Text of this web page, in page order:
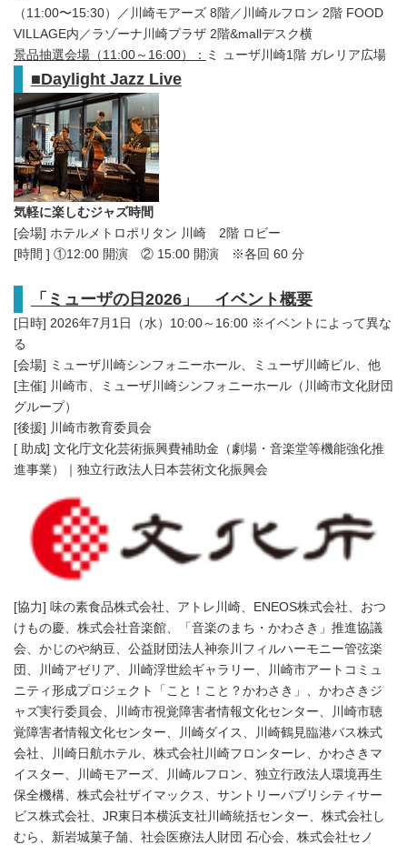
（11:00〜15:30）／川崎モアーズ 8階／川崎ルフロン 2階 FOOD
VILLAGE内／ラゾーナ川崎プラザ 2階&mallデスク横
景品抽選会場（ 11:00～16:00）： ミ ューザ川崎1階 ガレリア広場
■Daylight Jazz Live
気軽に楽しむジャズ時間
[会場] ホテルメトロポリタン 川崎 2階 ロビー
[時間 ] ①12:00 開演 ② 15:00 開演 ※各回 60 分
「ミューザの日2026」 イベント概要
[日時] 2026年7月1日（水）10:00～16:00 ※イベントによって異な
る
[会場] ミューザ川崎シンフォニーホール、ミューザ川崎ビル、他
[主催] 川崎市、ミューザ川崎シンフォニーホール（川崎市文化財団
グループ）
[後援] 川崎市教育委員会
[ 助成] 文化庁文化芸術振興費補助金（劇場・音楽堂等機能強化推
進事業）｜独立行政法人日本芸術文化振興会
[協力] 味の素食品株式会社、アトレ川崎、ENEOS株式会社、おつ
けもの慶、株式会社音楽館、「音楽のまち・かわさき」推進協議
会、かじのや納豆、公益財団法人神奈川フィルハーモニー管弦楽
団、川崎アゼリア、川崎浮世絵ギャラリー、川崎市アートコミュ
ニティ形成プロジェクト「こと！こと？かわさき」、かわさきジ
ャズ実行委員会、川崎市視覚障害者情報文化センター、川崎市聴
覚障害者情報文化センター、川崎ダイス、川崎鶴見臨港バス株式
会社、川崎日航ホテル、株式会社川崎フロンターレ、かわさきマ
イスター、川崎モアーズ、川崎ルフロン、独立行政法人環境再生
保全機構、株式会社ザイマックス、サントリーパブリシティサー
ビス株式会社、JR東日本横浜支社川崎統括センター、株式会社し
むら、新岩城菓子舗、社会医療法人財団 石心会、株式会社セノ